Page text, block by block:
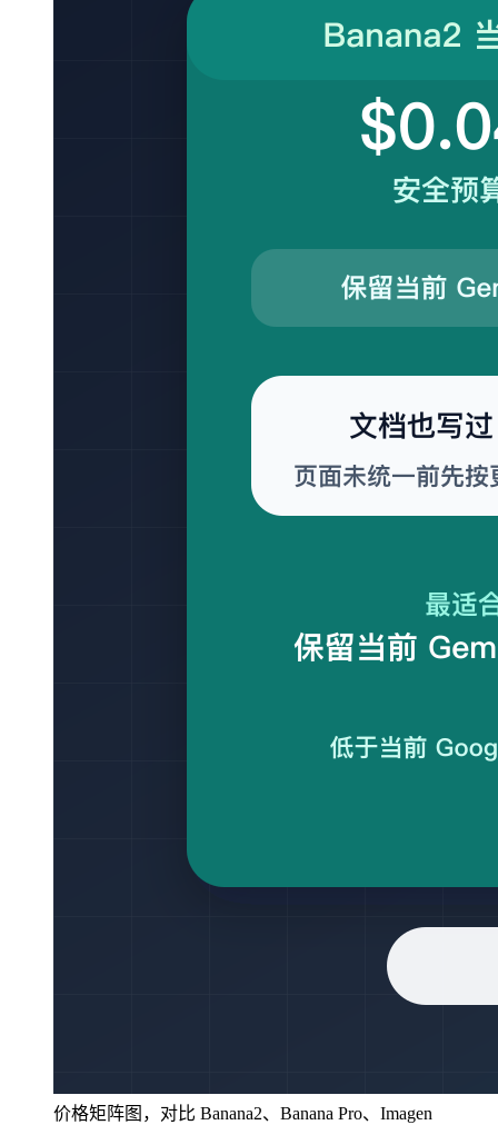
价格矩阵图，对比 Banana2、Banana Pro、Imagen